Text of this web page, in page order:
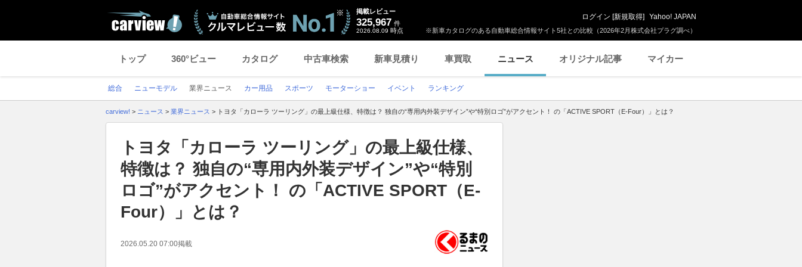
※新車カタログのある自動車総合情報サイト5社との比較（2026年2月株式会社プラグ調べ）
掲載レビュー
325,967 件
2026.08.09 時点
ログイン [新規取得] Yahoo! JAPAN
トップ 360°ビュー カタログ 中古車検索 新車見積り 車買取 ニュース オリジナル記事 マイカー
総合 ニューモデル 業界ニュース カー用品 スポーツ モーターショー イベント ランキング
carview! > ニュース > 業界ニュース > トヨタ「カローラ ツーリング」の最上級仕様、特徴は？ 独自の“専用内外装デザイン”や“特別ロゴ”がアクセント！ の「ACTIVE SPORT（E-Four）」とは？
トヨタ「カローラ ツーリング」の最上級仕様、
特徴は？ 独自の“専用内外装デザイン”や“特別
ロゴ”がアクセント！ の「ACTIVE SPORT（E-
Four）」とは？
2026.05.20 07:00掲載